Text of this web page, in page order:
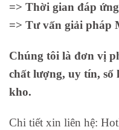
=> Thời gian đáp
=> Tư vấn giải pháp
Chúng tôi là đơn vị
chất lượng, uy tín, số
kho.
Chi tiết xin liên hệ: